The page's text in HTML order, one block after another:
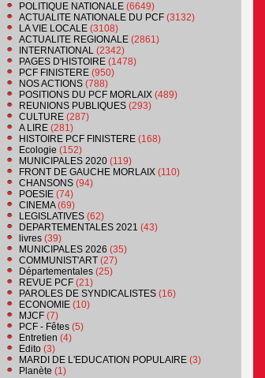
POLITIQUE NATIONALE (6649)
ACTUALITE NATIONALE DU PCF (3132)
LA VIE LOCALE (3108)
ACTUALITE REGIONALE (2861)
INTERNATIONAL (2342)
PAGES D'HISTOIRE (1478)
PCF FINISTERE (950)
NOS ACTIONS (788)
POSITIONS DU PCF MORLAIX (489)
REUNIONS PUBLIQUES (293)
CULTURE (287)
A LIRE (281)
HISTOIRE PCF FINISTERE (168)
Ecologie (152)
MUNICIPALES 2020 (119)
FRONT DE GAUCHE MORLAIX (110)
CHANSONS (94)
POESIE (74)
CINEMA(69)
LEGISLATIVES (62)
DEPARTEMENTALES 2021 (43)
livres (39)
MUNICIPALES 2026 (35)
COMMUNIST'ART (27)
Départementales (25)
REVUE PCF (21)
PAROLES DE SYNDICALISTES (16)
ECONOMIE (10)
MJCF (7)
PCF - Fêtes (5)
Entretien (4)
Edito (3)
MARDI DE L'EDUCATION POPULAIRE (3)
Planète (1)